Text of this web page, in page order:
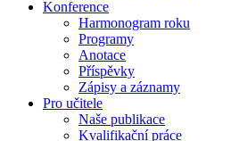
Konference
Harmonogram roku
Programy
Anotace
Příspěvky
Zápisy a záznamy
Pro učitele
Naše publikace
Kvalifikační práce